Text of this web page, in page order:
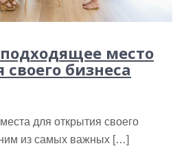
место
бизнеса
для открытия своего
из самых важных […]